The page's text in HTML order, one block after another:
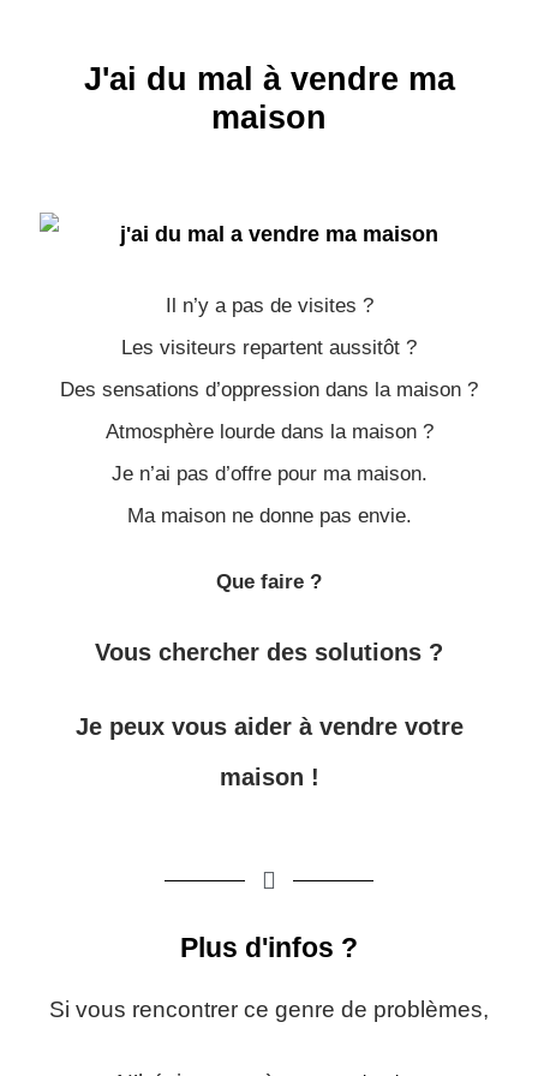
J'ai du mal à vendre ma
maison
Il n’y a pas de visites ?
Les visiteurs repartent aussitôt ?
Des sensations d’oppression dans la maison ?
Atmosphère lourde dans la maison ?
Je n’ai pas d’offre pour ma maison.
Ma maison ne donne pas envie.
Que faire ?
Vous chercher des solutions ?
Je peux vous aider à vendre votre
maison !
Plus d'infos ?
Si vous rencontrer ce genre de problèmes,